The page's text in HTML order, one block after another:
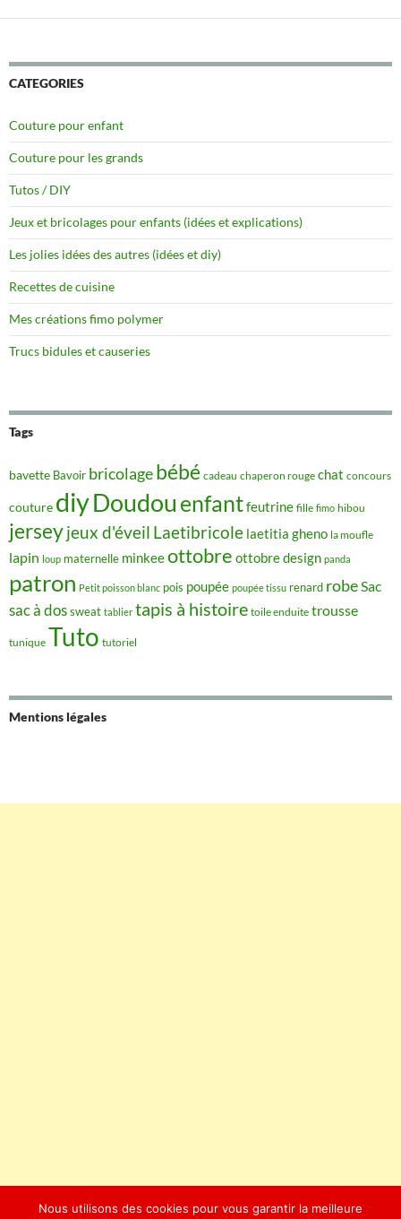
CATEGORIES
Couture pour enfant
Couture pour les grands
Tutos / DIY
Jeux et bricolages pour enfants (idées et explications)
Les jolies idées des autres (idées et diy)
Recettes de cuisine
Mes créations fimo polymer
Trucs bidules et causeries
Tags
bavette Bavoir bricolagebébé cadeau chaperon rouge chat concours
couture diyDoudou enfantfeutrine fille fimo hibou
jerseyjeux d'éveil Laetibricole laetitia gheno la moufle
lapin loup maternelle minkeeottobre ottobre design panda
patron Petit poisson blanc pois poupée poupée tissu renard robeSac
sac à dossweat tablier tapis à histoire toile enduite trousse
tunique Tuto tutoriel
Mentions légales
Nous utilisons des cookies pour vous garantir la meilleure